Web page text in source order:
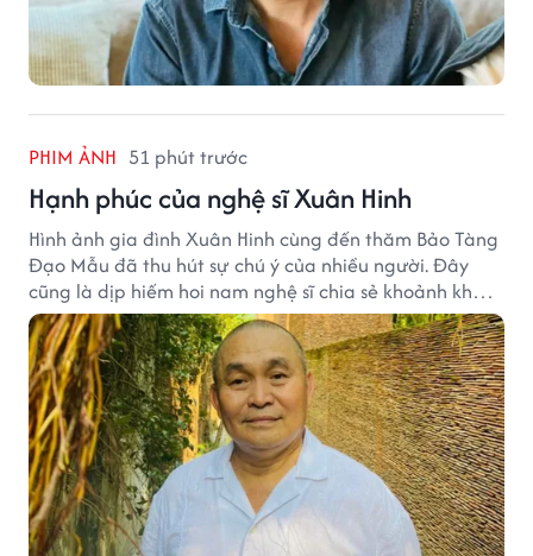
PHIM ẢNH 51 phút trước
Hạnh phúc của nghệ sĩ Xuân Hinh
Hình ảnh gia đình Xuân Hinh cùng đến thăm Bảo Tàng
Đạo Mẫu đã thu hút sự chú ý của nhiều người. Đây
cũng là dịp hiếm hoi nam nghệ sĩ chia sẻ khoảnh khắc
sum họp bên người thân tại công trình văn hóa tâm
huyết của mình.